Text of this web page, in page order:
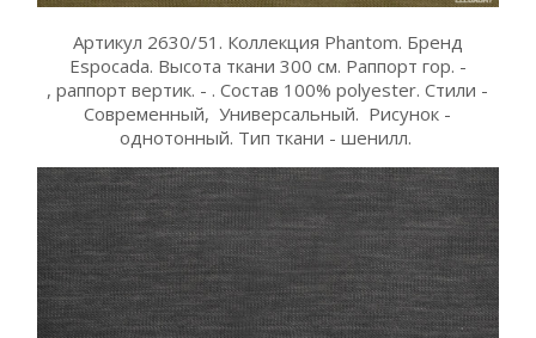
Артикул 2630/51. Коллекция Phantom. Бренд
Espocada. Высота ткани 300 см. Раппорт гор. -
, раппорт вертик. - . Состав 100% polyester. Стили -
Современный, Универсальный. Рисунок -
однотонный. Тип ткани - шенилл.